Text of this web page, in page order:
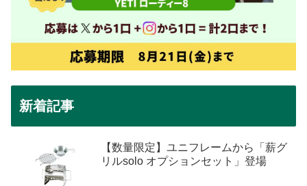
新着記事
【数量限定】ユニフレームから「薪グ
リルsolo オプションセット」登場